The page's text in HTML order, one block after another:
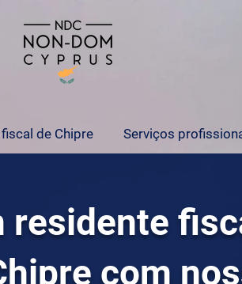
de Chipre Serviços
residente
com